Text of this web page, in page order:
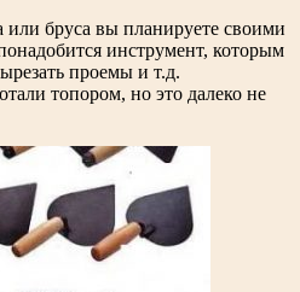
или бруса вы планируете своими
инструмент, которым
проемы и т.д.
топором, но это далеко не